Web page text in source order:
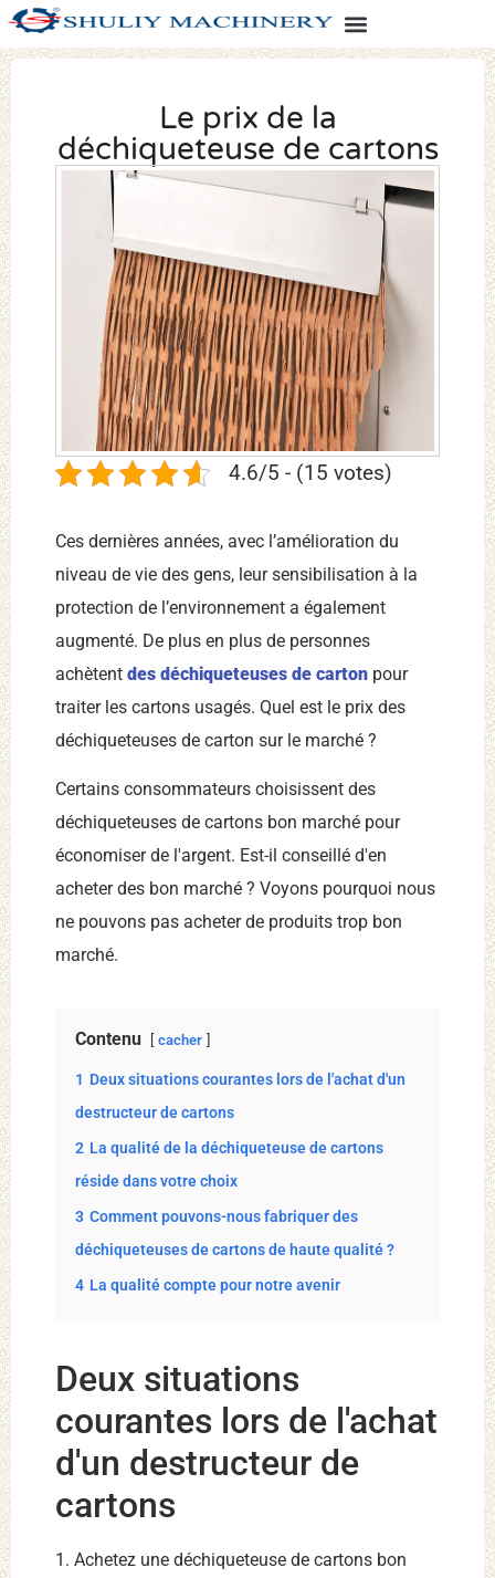
Le prix de la
déchiqueteuse de cartons
4.6/5 - (15 votes)
Ces dernières années, avec l’amélioration du
niveau de vie des gens, leur sensibilisation à la
protection de l’environnement a également
augmenté. De plus en plus de personnes
achètent des déchiqueteuses de carton pour
traiter les cartons usagés. Quel est le prix des
déchiqueteuses de carton sur le marché ?
Certains consommateurs choisissent des
déchiqueteuses de cartons bon marché pour
économiser de l'argent. Est-il conseillé d'en
acheter des bon marché ? Voyons pourquoi nous
ne pouvons pas acheter de produits trop bon
marché.
Contenu cacher
1 Deux situations courantes lors de l'achat d'un
destructeur de cartons
2 La qualité de la déchiqueteuse de cartons
réside dans votre choix
3 Comment pouvons-nous fabriquer des
déchiqueteuses de cartons de haute qualité ?
4 La qualité compte pour notre avenir
Deux situations
courantes lors de l'achat
d'un destructeur de
cartons
1. Achetez une déchiqueteuse de cartons bon